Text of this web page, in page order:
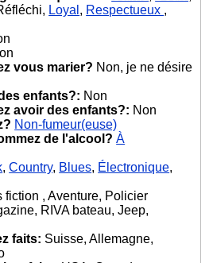
Loyal , Respectueux ,
vous marier? Non, je ne désire
enfants?: Non
avoir des enfants?: Non
Non-fumeur(euse)
de l'alcool? À
,Country, Blues, Électronique,
fiction , Aventure, Policier
RIVA bateau, Jeep,
faits: Suisse, Allemagne,